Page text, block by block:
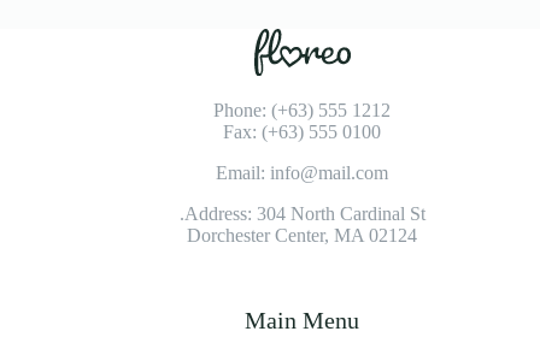
Phone: (+63) 555 1212
Fax: (+63) 555 0100
Email: info@mail.com
Address: 304 North Cardinal St.
Dorchester Center, MA 02124
Main Menu